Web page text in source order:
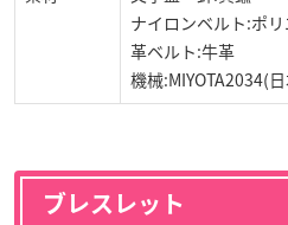
ナイロンベルト:ポ
革ベルト:牛革
機械:MIYOTA2034(
ブレスレット